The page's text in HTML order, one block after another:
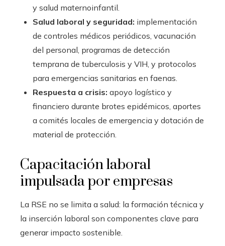
y salud maternoinfantil.
Salud laboral y seguridad: implementación
de controles médicos periódicos, vacunación
del personal, programas de detección
temprana de tuberculosis y VIH, y protocolos
para emergencias sanitarias en faenas.
Respuesta a crisis: apoyo logístico y
financiero durante brotes epidémicos, aportes
a comités locales de emergencia y dotación de
material de protección.
Capacitación laboral
impulsada por empresas
La RSE no se limita a salud: la formación técnica y
la inserción laboral son componentes clave para
generar impacto sostenible.